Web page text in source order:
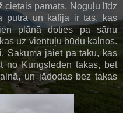
cietais pamats. Noguļu līdz
putra un kafija ir tas, kas
plānā doties pa sānu
uz vientuļu būdu kalnos.
Sākumā jāiet pa taku, kas
no Kungsleden takas, bet
un jādodas bez takas